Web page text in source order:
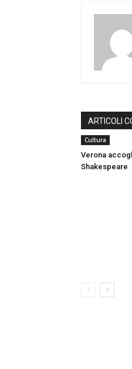
ARTICOLI
Cultura
Verona
Shakespeare